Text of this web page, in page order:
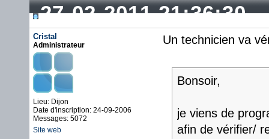
27-02-2011 21:36:30
Cristal
Administrateur
Lieu: Dijon
Date d'inscription: 24-09-2006
Messages: 5072
Site web
Un technicien va
Bonsoir,
je viens de
afin de vérifier/